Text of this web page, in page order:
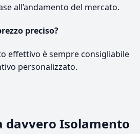
all’andamento del mercato.
preciso?
effettivo è sempre consigliabile
personalizzato.
davvero Isolamento